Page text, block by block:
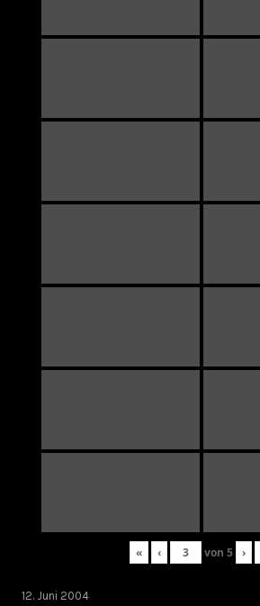
« ‹ von 5 ›
12. Juni 2004